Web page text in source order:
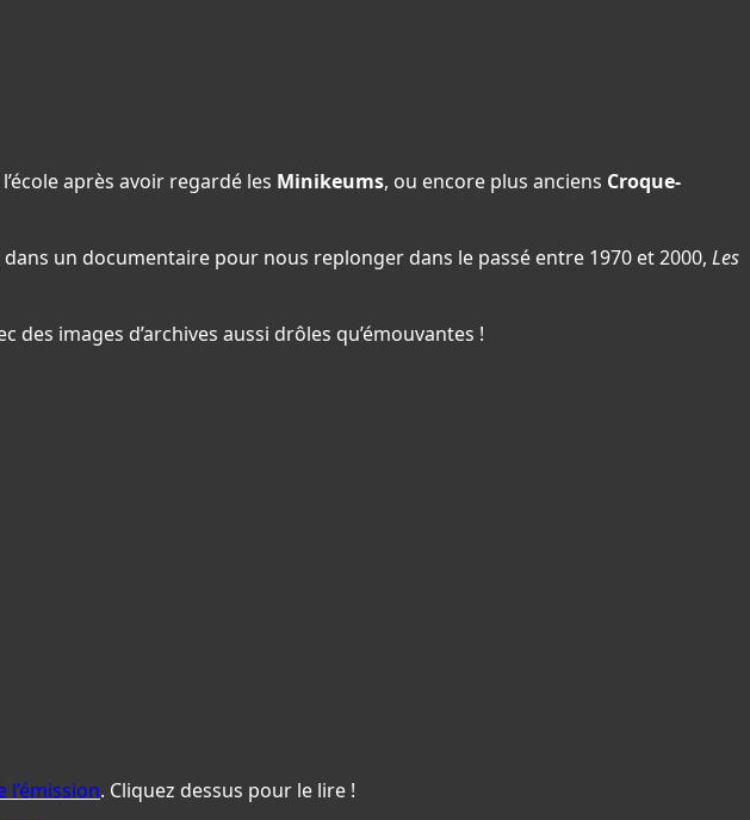
après avoir regardé les Minikeums, ou encore plus anciens Croque-
un documentaire pour nous replonger dans le passé entre 1970 et 2000, Les
images d’archives aussi drôles qu’émouvantes !
l’émission. Cliquez dessus pour le lire !